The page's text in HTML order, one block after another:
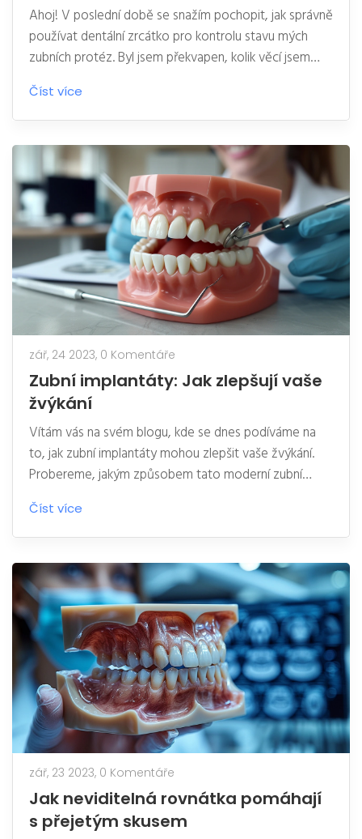
Ahoj! V poslední době se snažím pochopit, jak správně
používat dentální zrcátko pro kontrolu stavu mých
zubních protéz. Byl jsem překvapen, kolik věcí jsem
odhalil a naučil se o své ústní hygieně. V tomto článku
sdílím své poznatky a tipy, jak se dentálním zrcátkem
efektivně kontrolovat stav zubních protéz. Připojte se
ke mně v této propědučné cestě!
Číst více
zář, 24 2023, 0 Komentáře
Zubní implantáty: Jak zlepšují vaše
žvýkání
Vítám vás na svém blogu, kde se dnes podíváme na
to, jak zubní implantáty mohou zlepšit vaše žvýkání.
Probereme, jakým způsobem tato moderní zubní
náhrada napomáhá lepší funkcionalitě vašich zubů a jak
z toho může plynout vaše celkové zdraví. Také se
dotkneme tématu správné péče o zubní implantáty,
protože jejich dlouhodobě funkčnost závisí i na
pečlivém zacházení. Přidejte se ke mě a zjistěte více o
těchto úžasných inovacích v zubní medicíně.
Číst více
zář, 23 2023, 0 Komentáře
Jak neviditelná rovnátka pomáhají
s přejetým skusem